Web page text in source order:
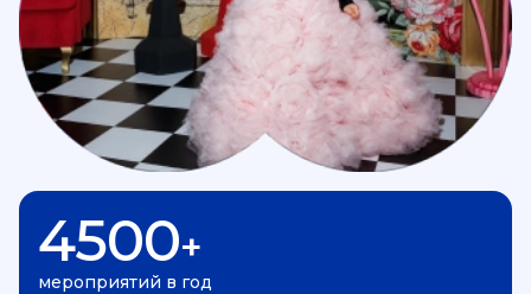
4500+
мероприятий в год